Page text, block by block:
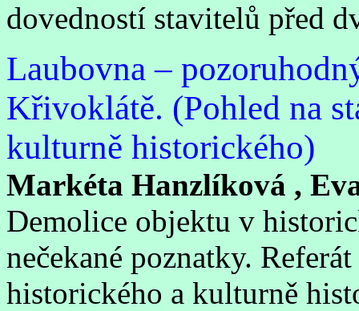
dovedností stavitelů před
Laubovna –
Křivoklátě. (Pohled na
kulturně historického)
Markéta Hanzlíková ,
Demolice objektu v
nečekané poznatky.
historického a kulturně